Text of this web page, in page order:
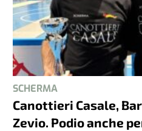
SCHERMA
Canottieri Casale,
Zevio. Podio anche